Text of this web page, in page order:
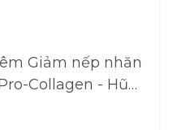
Giảm nếp nhăn
Collagen - Hũ